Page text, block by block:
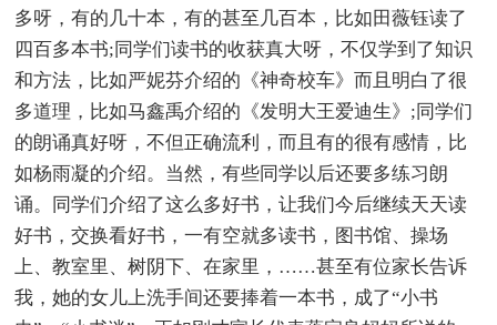
多呀，有的几十本，有的甚至几百本，比如田薇钰读了
四百多本书;同学们读书的收获真大呀，不仅学到了知识
和方法，比如严妮芬介绍的《神奇校车》而且明白了很
多道理，比如马鑫禹介绍的《发明大王爱迪生》;同学们
的朗诵真好呀，不但正确流利，而且有的很有感情，比
如杨雨凝的介绍。当然，有些同学以后还要多练习朗
诵。同学们介绍了这么多好书，让我们今后继续天天读
好书，交换看好书，一有空就多读书，图书馆、操场
上、教室里、树阴下、在家里，……甚至有位家长告诉
我，她的女儿上洗手间还要捧着一本书，成了“小书